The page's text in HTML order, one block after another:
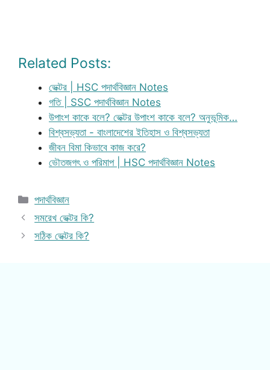
Related Posts:
ভেক্টর | HSC পদার্থবিজ্ঞান Notes
গতি | SSC পদার্থবিজ্ঞান Notes
উপাংশ কাকে বলে? ভেক্টর উপাংশ কাকে বলে? অনুভূমিক…
বিশ্বসভ্যতা - বাংলাদেশের ইতিহাস ও বিশ্বসভ্যতা
জীবন বিমা কিভাবে কাজ করে?
ভৌতজগৎ ও পরিমাপ | HSC পদার্থবিজ্ঞান Notes
Categories
পদার্থবিজ্ঞান
সমরেখ ভেক্টর কি?
সঠিক ভেক্টর কি?